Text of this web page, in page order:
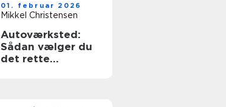
01. februar 2026
Mikkel Christensen
Autoværksted:
Sådan vælger du
det rette